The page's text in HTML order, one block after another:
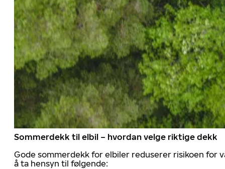
Sommerdekk til elbil – hvordan velge riktige dekk
Gode sommerdekk for elbiler reduserer risikoen for
å ta hensyn til følgende: